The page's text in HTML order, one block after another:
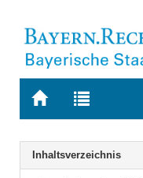
Zur
Zur
letzten
Suche
Navigation
Inhaltsverzeichnis